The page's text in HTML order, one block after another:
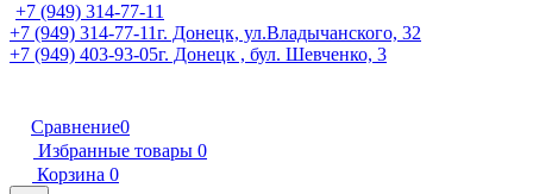
+7 (949) 314-77-11
+7 (949) 314-77-11г. Донецк, ул.Владычанского, 32
+7 (949) 403-93-05г. Донецк , бул. Шевченко, 3
Сравнение0
Избранные товары 0
Корзина 0